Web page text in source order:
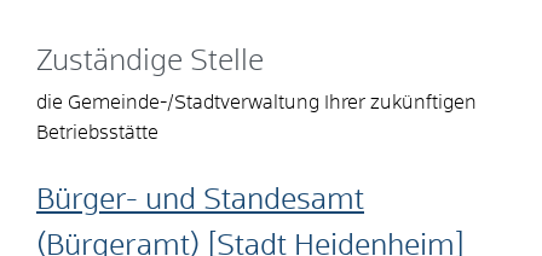
Zuständige Stelle
die Gemeinde-/Stadtverwaltung Ihrer zukünftigen
Betriebsstätte
Bürger- und Standesamt
(Bürgeramt) [Stadt Heidenheim]